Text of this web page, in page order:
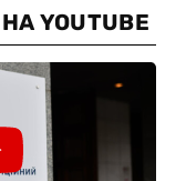
YOUTUBE